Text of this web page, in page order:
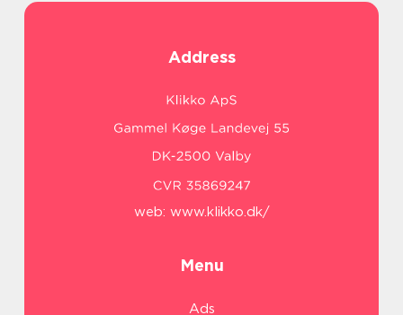
Address
web: www.klikko.dk/
Menu
Ads